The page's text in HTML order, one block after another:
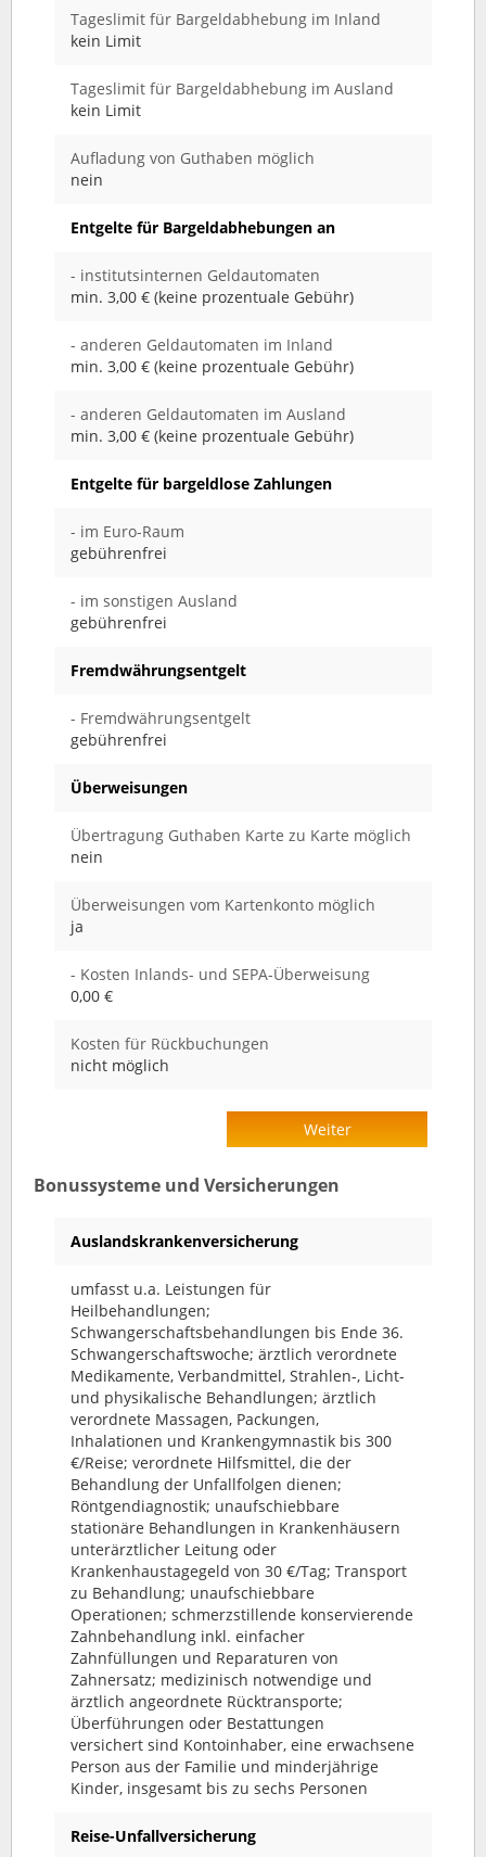
Tageslimit für Bargeldabhebung im Inland
kein Limit
Tageslimit für Bargeldabhebung im Ausland
kein Limit
Aufladung von Guthaben möglich
nein
Entgelte für Bargeldabhebungen an
- institutsinternen Geldautomaten
min. 3,00 € (keine prozentuale Gebühr)
- anderen Geldautomaten im Inland
min. 3,00 € (keine prozentuale Gebühr)
- anderen Geldautomaten im Ausland
min. 3,00 € (keine prozentuale Gebühr)
Entgelte für bargeldlose Zahlungen
- im Euro-Raum
gebührenfrei
- im sonstigen Ausland
gebührenfrei
Fremdwährungsentgelt
- Fremdwährungsentgelt
gebührenfrei
Überweisungen
Übertragung Guthaben Karte zu Karte möglich
nein
Überweisungen vom Kartenkonto möglich
ja
- Kosten Inlands- und SEPA-Überweisung
0,00 €
Kosten für Rückbuchungen
nicht möglich
Weiter
Bonussysteme und Versicherungen
Auslandskrankenversicherung
umfasst u.a. Leistungen für
Heilbehandlungen;
Schwangerschaftsbehandlungen bis Ende 36.
Schwangerschaftswoche; ärztlich verordnete
Medikamente, Verbandmittel, Strahlen-, Licht-
und physikalische Behandlungen; ärztlich
verordnete Massagen, Packungen,
Inhalationen und Krankengymnastik bis 300
€/Reise; verordnete Hilfsmittel, die der
Behandlung der Unfallfolgen dienen;
Röntgendiagnostik; unaufschiebbare
stationäre Behandlungen in Krankenhäusern
unterärztlicher Leitung oder
Krankenhaustagegeld von 30 €/Tag; Transport
zu Behandlung; unaufschiebbare
Operationen; schmerzstillende konservierende
Zahnbehandlung inkl. einfacher
Zahnfüllungen und Reparaturen von
Zahnersatz; medizinisch notwendige und
ärztlich angeordnete Rücktransporte;
Überführungen oder Bestattungen
versichert sind Kontoinhaber, eine erwachsene
Person aus der Familie und minderjährige
Kinder, insgesamt bis zu sechs Personen
Reise-Unfallversicherung